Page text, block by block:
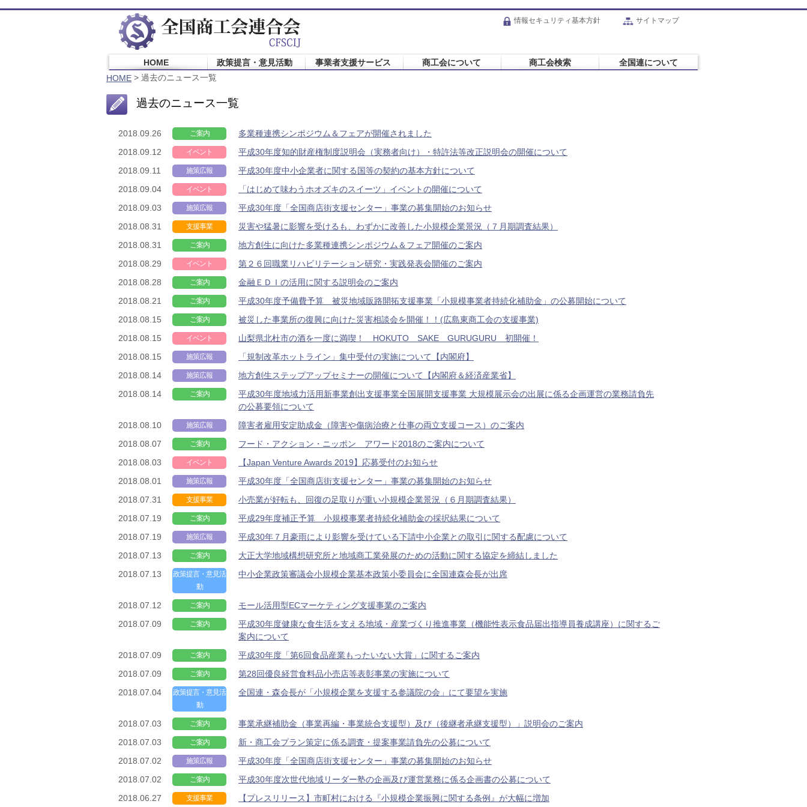
情報セキュリティ基本方針 サイトマップ
HOME 政策提言・意見活動 事業者支援サービス 商工会について 商工会検索
全国連について
HOME > 過去のニュース一覧
過去のニュース一覧
2018.09.26 ご案内
多業種連携シンポジウム＆フェアが開催されました
2018.09.12
イベント
平成30年度知的財産権制度説明会（実務者向け）・特許法等改正説明会の開催について
2018.09.11
施策広報
平成30年度中小企業者に関する国等の契約の基本方針について
2018.09.04
イベント
「はじめて味わうホオズキのスイーツ」イベントの開催について
2018.09.03
施策広報
平成30年度「全国商店街支援センター」事業の募集開始のお知らせ
2018.08.31
支援事業
災害や猛暑に影響を受けるも、わずかに改善した小規模企業景況（７月期調査結果）
2018.08.31
ご案内
地方創生に向けた多業種連携シンポジウム＆フェア開催のご案内
2018.08.29
イベント
第２６回職業リハビリテーション研究・実践発表会開催のご案内
2018.08.28
ご案内
金融ＥＤＩの活用に関する説明会のご案内
2018.08.21
ご案内
平成30年度予備費予算 被災地域販路開拓支援事業「小規模事業者持続化補助金」の公募開始について
2018.08.15
ご案内
被災した事業所の復興に向けた災害相談会を開催！！(広島東商工会の支援事業)
2018.08.15
イベント
山梨県北杜市の酒を一度に満喫！ HOKUTO SAKE GURUGURU 初開催！
2018.08.15
施策広報
「規制改革ホットライン」集中受付の実施について【内閣府】
2018.08.14
施策広報
地方創生ステップアップセミナーの開催について【内閣府＆経済産業省】
2018.08.14
ご案内
平成30年度地域力活用新事業創出支援事業全国展開支援事業 大規模展示会の出展に係る企画運営の業務請負先
の公募要領について
2018.08.10
施策広報
障害者雇用安定助成金（障害や傷病治療と仕事の両立支援コース）のご案内
2018.08.07
ご案内
フード・アクション・ニッポン アワード2018のご案内について
2018.08.03
イベント
【Japan Venture Awards 2019】応募受付のお知らせ
2018.08.01
施策広報
平成30年度「全国商店街支援センター」事業の募集開始のお知らせ
2018.07.31
支援事業
小売業が好転も、回復の足取りが重い小規模企業景況（６月期調査結果）
2018.07.19
ご案内
平成29年度補正予算 小規模事業者持続化補助金の採択結果について
2018.07.19
施策広報
平成30年７月豪雨により影響を受けている下請中小企業との取引に関する配慮について
2018.07.13
ご案内
大正大学地域構想研究所と地域商工業発展のための活動に関する協定を締結しました
2018.07.13
政策提言・意見活
動
中小企業政策審議会小規模企業基本政策小委員会に全国連森会長が出席
2018.07.12 ご案内
モール活用型ECマーケティング支援事業のご案内
2018.07.09
ご案内
平成30年度健康な食生活を支える地域・産業づくり推進事業（機能性表示食品届出指導員養成講座）に関するご
案内について
2018.07.09
ご案内
平成30年度「第6回食品産業もったいない大賞」に関するご案内
2018.07.09
ご案内
第28回優良経営食料品小売店等表彰事業の実施について
2018.07.04
政策提言・意見活
動
全国連・森会長が「小規模企業を支援する参議院の会」にて要望を実施
2018.07.03 ご案内
事業承継補助金（事業再編・事業統合支援型）及び（後継者承継支援型）」説明会のご案内
2018.07.03
ご案内
新・商工会プラン策定に係る調査・提案事業請負先の公募について
2018.07.02
施策広報
平成30年度「全国商店街支援センター」事業の募集開始のお知らせ
2018.07.02
ご案内
平成30年度次世代地域リーダー塾の企画及び運営業務に係る企画書の公募について
2018.06.27
支援事業 【プレスリリース】市町村における『小規模企業振興に関する条例』が大幅に増加